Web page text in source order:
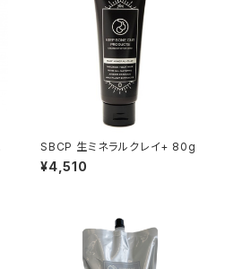
SBCP 生ミネラルクレイ+ 80g
¥4,510